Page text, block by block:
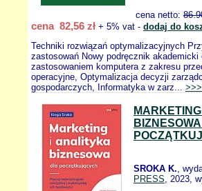
cena netto:
cena 82,56 zł + 5% vat - dodaj do
Techniki rozwiązań optymalizacyjnych
zastosowań Nowy podręcznik akademicki
zastosowaniem komputera z zakresu
operacyjne, Optymalizacja decyzji
gospodarczych, Informatyka w zarz... >>>
SROKA K.,
PRESS, 2023,